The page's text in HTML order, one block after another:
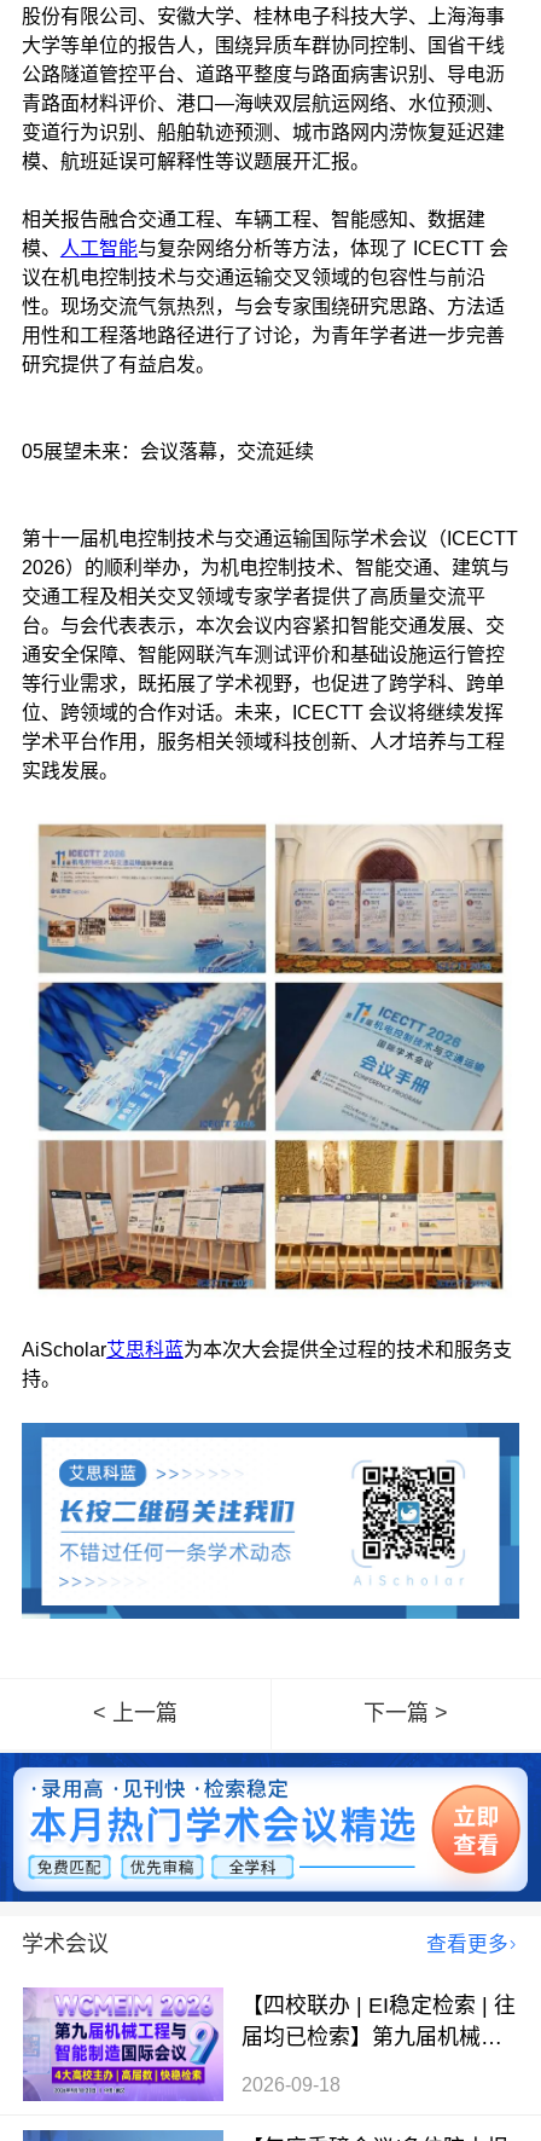
股份有限公司、安徽大学、桂林电子科技大学、上海海事
大学等单位的报告人，围绕异质车群协同控制、国省干线
公路隧道管控平台、道路平整度与路面病害识别、导电沥
青路面材料评价、港口—海峡双层航运网络、水位预测、
变道行为识别、船舶轨迹预测、城市路网内涝恢复延迟建
模、航班延误可解释性等议题展开汇报。
相关报告融合交通工程、车辆工程、智能感知、数据建
模、
人工智能与复杂网络分析等方法，体现了 ICECTT 会
议在机电控制技术与交通运输交叉领域的包容性与前沿
性。现场交流气氛热烈，与会专家围绕研究思路、方法适
用性和工程落地路径进行了讨论，为青年学者进一步完善
研究提供了有益启发。
05展望未来：会议落幕，交流延续
第十一届机电控制技术与交通运输国际学术会议（ICECTT
2026）的顺利举办，为机电控制技术、智能交通、建筑与
交通工程及相关交叉领域专家学者提供了高质量交流平
台。与会代表表示，本次会议内容紧扣智能交通发展、交
通安全保障、智能网联汽车测试评价和基础设施运行管控
等行业需求，既拓展了学术视野，也促进了跨学科、跨单
位、跨领域的合作对话。未来，ICECTT 会议将继续发挥
学术平台作用，服务相关领域科技创新、人才培养与工程
实践发展。
AiScholar艾思科蓝为本次大会提供全过程的技术和服务支
持。
< 上一篇 下一篇 >
学术会议 查看更多
【四校联办 | EI稳定检索 | 往
届均已检索】第九届机械工
2026-09-18